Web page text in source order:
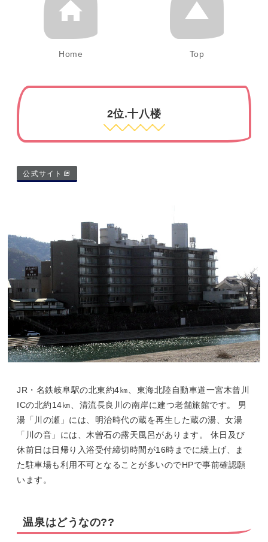
Home Top
2位.十八楼
公式サイト
JR・名鉄岐阜駅の北東約4㎞、東海北陸自動車道一宮木曾川
ICの北約14㎞、清流長良川の南岸に建つ老舗旅館です。 男
湯「川の瀬」には、明治時代の蔵を再生した蔵の湯、女湯
「川の音」には、木曽石の露天風呂があります。 休日及び
休前日は日帰り入浴受付締切時間が16時までに繰上げ、ま
た駐車場も利用不可となることが多いのでHPで事前確認願
います。
温泉はどうなの??